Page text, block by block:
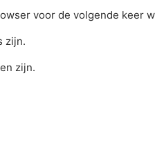
voor de volgende keer
zijn.
zijn.